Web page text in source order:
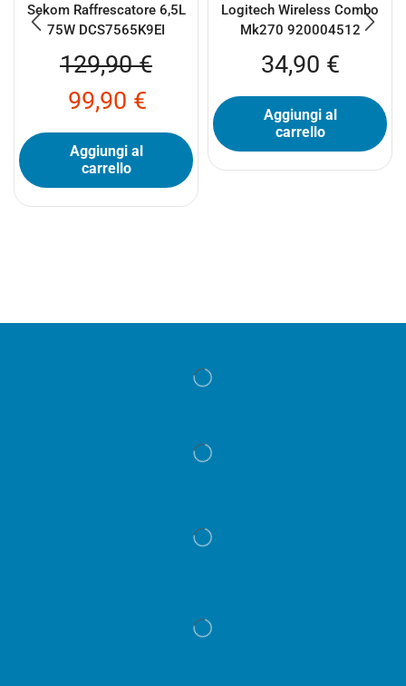
Sekom Raffrescatore 6,5L
75W DCS7565K9EI
129,90€
99,90 €
Aggiungi al
carrello
Logitech Wireless Combo
Mk270 920004512
34,90 €
Aggiungi al
carrello